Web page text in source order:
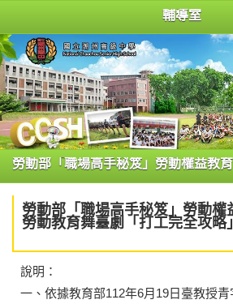
輔導室
勞動部「職場高手秘笈」勞動權
勞動教育舞臺劇「打工完全攻略
說明：
一、依據教育部112年6月19日臺教授